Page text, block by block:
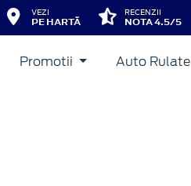
VEZI
PE HARTĂ
RECENZII
NOTA 4.5/5
Promotii Auto Rulate